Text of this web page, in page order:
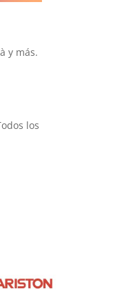
y más.
los